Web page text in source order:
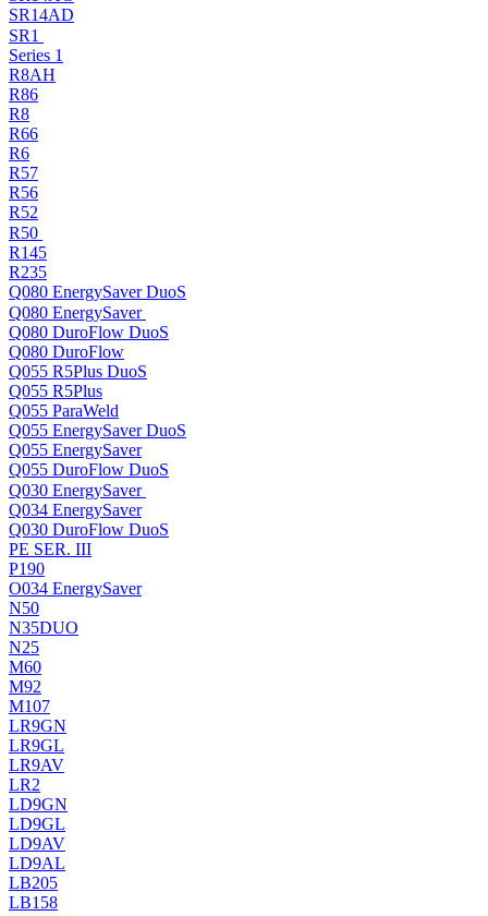
SR14AD
SR1
Series 1
R8AH
R86
R8
R66
R6
R57
R56
R52
R50
R145
R235
Q080 EnergySaver DuoS
Q080 EnergySaver
Q080 DuroFlow DuoS
Q080 DuroFlow
Q055 R5Plus DuoS
Q055 R5Plus
Q055 ParaWeld
Q055 EnergySaver DuoS
Q055 EnergySaver
Q055 DuroFlow DuoS
Q030 EnergySaver
Q034 EnergySaver
Q030 DuroFlow DuoS
PE SER. III
P190
O034 EnergySaver
N50
N35DUO
N25
M60
M92
M107
LR9GN
LR9GL
LR9AV
LR2
LD9GN
LD9GL
LD9AV
LD9AL
LB205
LB158